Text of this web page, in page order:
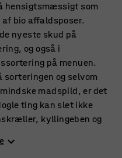
hensigtsmæssigt som
bio affaldsposer.
nyeste skud på
og også i
på menuen.
sorteringen og selvom
madspild, er det
ting kan slet ikke
kyllingeben og
som nu bruges både i